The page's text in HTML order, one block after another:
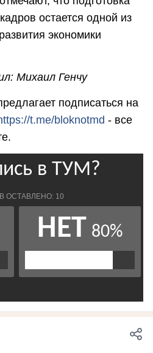
остается одной из
экономики
Михаил Генчу
подписаться на
t.me/bloknotmd - все